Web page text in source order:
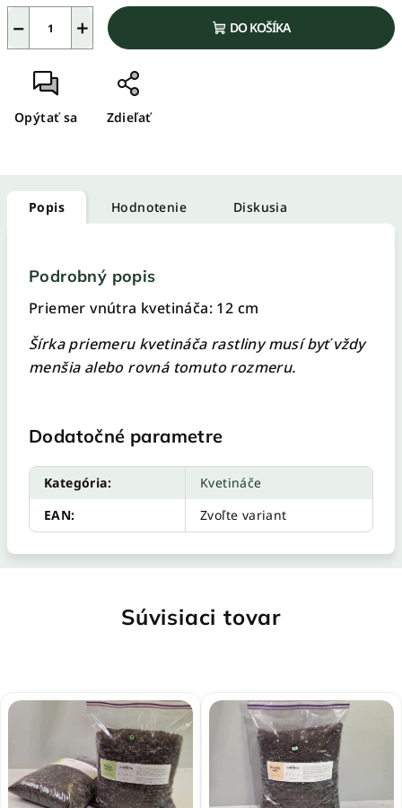
+
− DO KOŠÍKA
Opýtať sa Zdieľať
Popis Hodnotenie Diskusia
Podrobný popis
Priemer vnútra kvetináča: 12 cm
Šírka priemeru kvetináča rastliny musí byť vždy
menšia alebo rovná tomuto rozmeru.
Dodatočné parametre
Kategória:
Kvetináče
EAN: Zvoľte variant
Súvisiaci tovar